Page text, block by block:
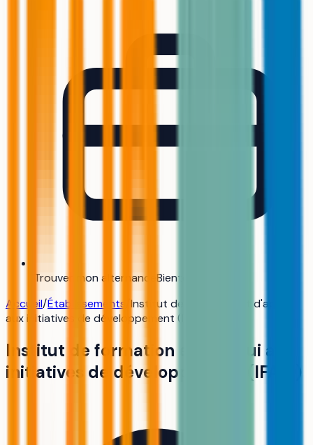
Trouver mon alternance Bientôt
Accueil/Établissements Institut de formation et d'appui
aux initiatives de développement (IFAID)
Institut de formation et d'appui aux
initiatives de développement (IFAID)